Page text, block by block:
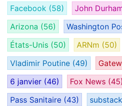
Facebook (58) John
Arizona (56) Washington
États-Unis (50) ARNm (50)
Vladimir Poutine (49)
6 janvier (46) Fox News (45)
Pass Sanitaire (43) substack